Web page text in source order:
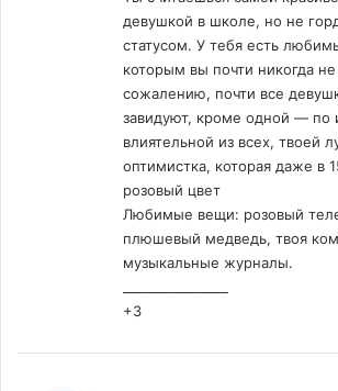
девушкой в школе, но не
статусом. У тебя есть
которым вы почти никогда
сожалению, почти все
завидуют, кроме одной — по
влиятельной из всех, твоей
оптимистка, которая даже в
розовый цвет
Любимые вещи: розовый
плюшевый медведь, твоя
музыкальные журналы.
+3